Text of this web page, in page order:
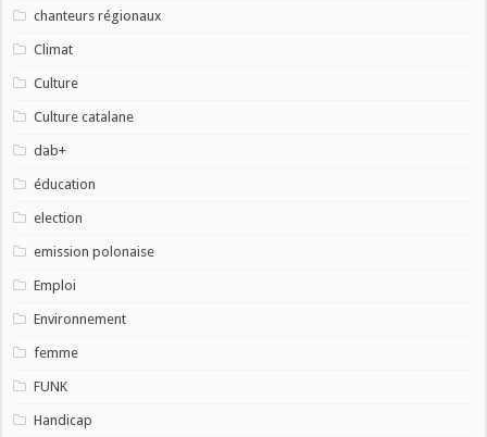
chanteurs régionaux
Climat
Culture
Culture catalane
dab+
éducation
election
emission polonaise
Emploi
Environnement
femme
FUNK
Handicap